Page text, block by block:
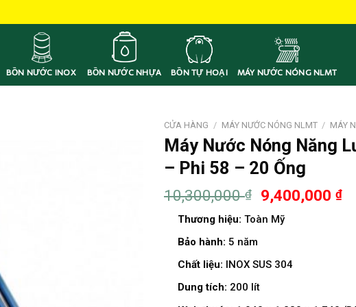
BỒN NƯỚC INOX BỒN NƯỚC NHỰA BỒN TỰ HOẠI MÁY NƯỚC NÓNG NLMT
CỬA HÀNG / MÁY NƯỚC NÓNG NLMT / MÁY
Máy Nước Nóng Năng
– Phi 58 – 20 Ống
10,300,000₫ 9,400,000 ₫
Thương hiệu: Toàn Mỹ
Bảo hành: 5 năm
Chất liệu: INOX SUS 304
Dung tích: 200 lít